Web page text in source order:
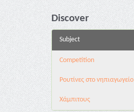
Discover
Subject
Competition
Pουτίνες στο νηπιαγωγείο
Χάμπιτους